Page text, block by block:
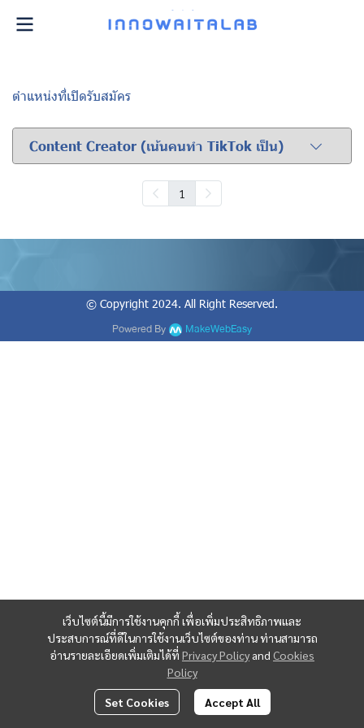
ตำแหน่งที่เปิดรับสมัคร
Content Creator (เน้นคนทำ TikTok เป็น)
1
เว็บไซต์นี้มีการใช้งานคุกกี้ เพื่อเพิ่มประสิทธิภาพและ
ประสบการณ์ที่ดีในการใช้งานเว็บไซต์ของท่าน ท่านสามารถ
อ่านรายละเอียดเพิ่มเติมได้ที่ Privacy Policy and Cookies
Policy
Set Cookies Accept All
© Copyright 2024. All Right Reserved.
Powered By MakeWebEasy